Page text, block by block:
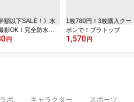
半額以下SALE！》水
影OK！完全防水ケ
円
1枚780円！3枚購入クー
ポンで！ブラトップ
1,570 円
ボ キャラクター スポーツ